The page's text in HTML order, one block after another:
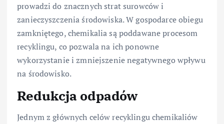
prowadzi do znacznych strat surowców i
zanieczyszczenia środowiska. W gospodarce obiegu
zamkniętego, chemikalia są poddawane procesom
recyklingu, co pozwala na ich ponowne
wykorzystanie i zmniejszenie negatywnego wpływu
na środowisko.
Redukcja odpadów
Jednym z głównych celów recyklingu chemikaliów